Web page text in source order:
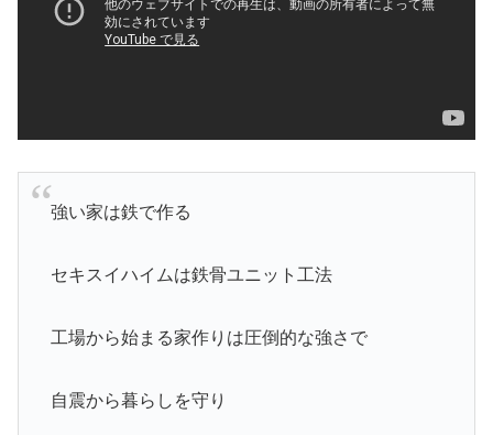
強い家は鉄で作る
セキスイハイムは鉄骨ユニット工法
工場から始まる家作りは圧倒的な強さで
自震から暮らしを守り